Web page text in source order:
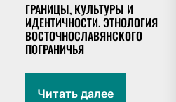
ГРАНИЦЫ, КУЛЬТУРЫ И
ИДЕНТИЧНОСТИ. ЭТНОЛОГИЯ
ВОСТОЧНОСЛАВЯНСКОГО
ПОГРАНИЧЬЯ
Читать далее